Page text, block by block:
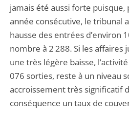
jamais été aussi forte
année consécutive, le tribunal
hausse des entrées d’environ
nombre à 2 288. Si les affaires
une très légère baisse,
076 sorties, reste à un niveau
accroissement très significatif
conséquence un taux de